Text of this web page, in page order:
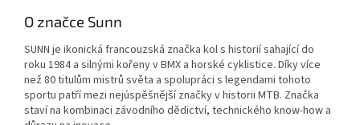
O značce Sunn
SUNN je ikonická francouzská značka kol s historií sahající do
roku 1984 a silnými kořeny v BMX a horské cyklistice. Díky více
než 80 titulům mistrů světa a spolupráci s legendami tohoto
sportu patří mezi nejúspěšnější značky v historii MTB. Značka
staví na kombinaci závodního dědictví, technického know-how a